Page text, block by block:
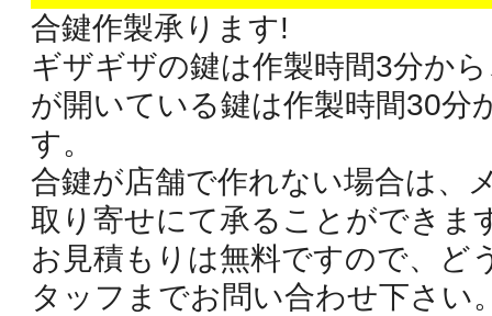
合鍵作製承ります!
ギザギザの鍵は作製時間3分か
が開いている鍵は作製時間30分
す。
合鍵が店舗で作れない場合は、
取り寄せにて承ることができま
お見積もりは無料ですので、ど
タッフまでお問い合わせ下さい